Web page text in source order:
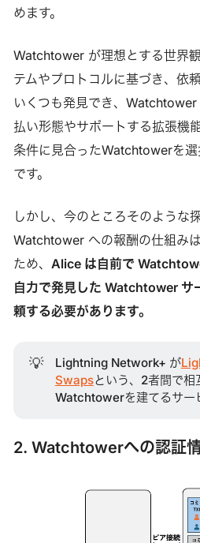
めます。
Watchtower が理想とする世界
テムやプロトコルに基づき、依
いくつも発見でき、
払い形態やサポートする拡張機
条件に見合ったWatchtowerを
です。
しかし、今のところそのような
Watchtower への報酬の仕組み
ため、 Alice は自前で
自力で発見した Watchtower サ
頼する必要があります。
💡 Lightning Network+ が
Swapsという、2者間で相
Watchtowerを建てるサー
2. Watchtowerへの認証